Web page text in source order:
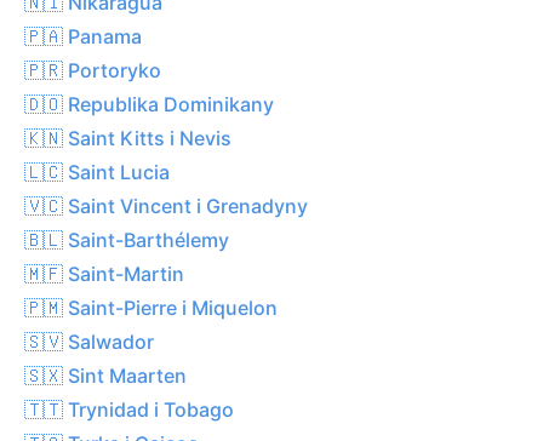
🇵🇦 Panama
🇵🇷 Portoryko
🇩🇴 Republika Dominikany
🇰🇳 Saint Kitts i Nevis
🇱🇨 Saint Lucia
🇻🇨 Saint Vincent i Grenadyny
🇧🇱 Saint-Barthélemy
🇲🇫 Saint-Martin
🇵🇲 Saint-Pierre i Miquelon
🇸🇻 Salwador
🇸🇽 Sint Maarten
🇹🇹 Trynidad i Tobago